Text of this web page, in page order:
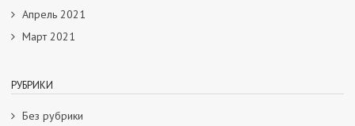
Апрель 2021
Март 2021
РУБРИКИ
Без рубрики